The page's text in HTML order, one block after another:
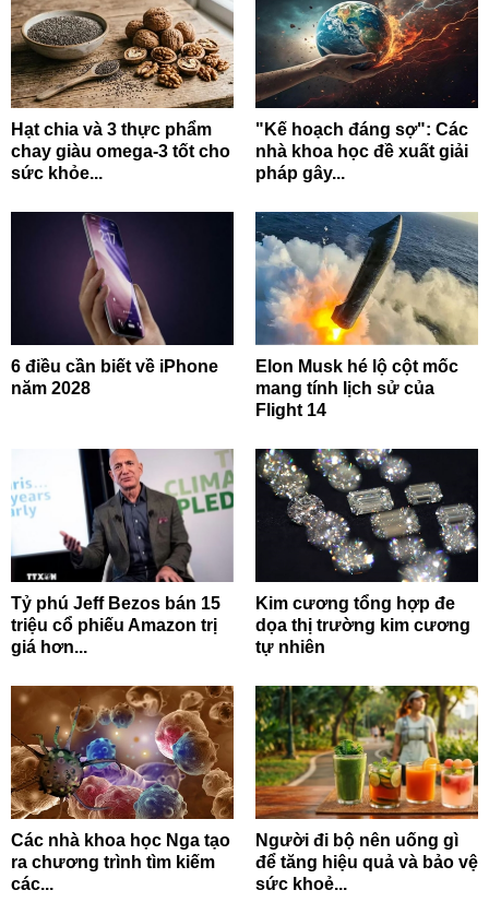
Hạt chia và 3 thực phẩm
chay giàu omega-3 tốt cho
sức khỏe...
"Kế hoạch đáng sợ": Các
nhà khoa học đề xuất giải
pháp gây...
6 điều cần biết về iPhone
năm 2028
Elon Musk hé lộ cột mốc
mang tính lịch sử của
Flight 14
Tỷ phú Jeff Bezos bán 15
triệu cổ phiếu Amazon trị
giá hơn...
Kim cương tổng hợp đe
dọa thị trường kim cương
tự nhiên
Các nhà khoa học Nga tạo
ra chương trình tìm kiếm
các...
Người đi bộ nên uống gì
để tăng hiệu quả và bảo vệ
sức khoẻ...